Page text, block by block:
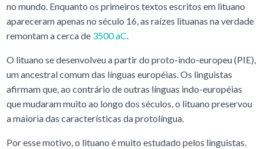
no mundo. Enquanto os primeiros textos escritos em lituano
apareceram apenas no século 16, as raízes lituanas na verdade
remontam a cerca de 3500 aC.
O lituano se desenvolveu a partir do proto-indo-europeu (PIE),
um ancestral comum das línguas européias. Os linguistas
afirmam que, ao contrário de outras línguas indo-européias
que mudaram muito ao longo dos séculos, o lituano preservou
a maioria das características da protolíngua.
Por esse motivo, o lituano é muito estudado pelos linguistas.